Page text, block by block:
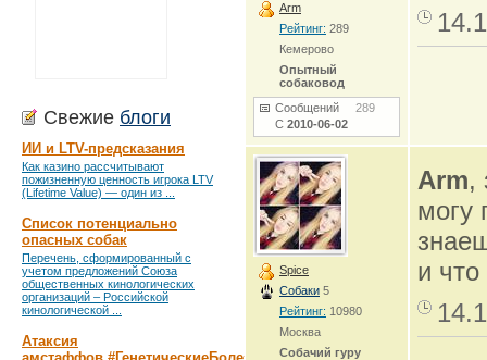
Свежие блоги
ИИ и LTV-предсказания
Как казино рассчитывают
пожизненную ценность игрока LTV
(Lifetime Value) — один из ...
Список потенциально
опасных собак
Перечень, сформированный с
учетом предложений Союза
общественных кинологических
организаций – Российской
кинологической ...
Атаксия
Arm
Рейтинг: 289
Кемерово
Опытный
собаковод
Сообщений 289
С 2010-06-02
Spice
Собаки 5
Рейтинг: 10980
Москва
Собачий гуру
Arm,
могу
и